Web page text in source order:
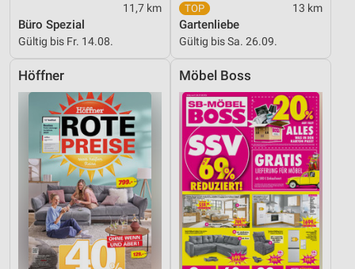
11,7 km
Büro Spezial
Gültig bis Fr. 14.08.
13 km
Gartenliebe
Gültig bis Sa. 26.09.
Höffner Möbel Boss